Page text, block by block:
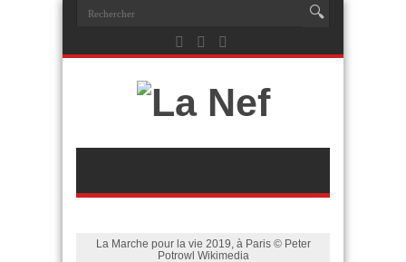
La Marche pour la vie 2019, à Paris © Peter
Potrowl Wikimedia